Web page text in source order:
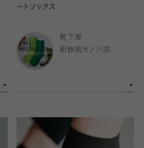
ートソックス
靴下屋
新静岡セノバ店